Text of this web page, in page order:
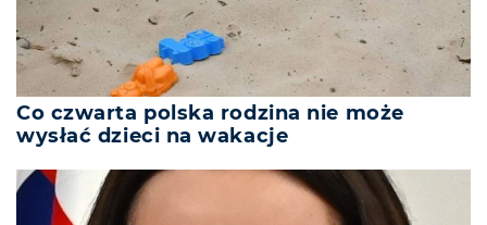
Co czwarta polska rodzina nie może
wysłać dzieci na wakacje